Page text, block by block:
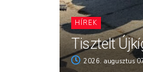
HÍREK
Tisztelt
2026. augusztus